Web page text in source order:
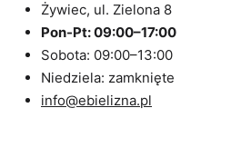
Żywiec, ul. Zielona 8
Pon-Pt: 09:00–17:00
Sobota: 09:00–13:00
Niedziela: zamknięte
info@ebielizna.pl